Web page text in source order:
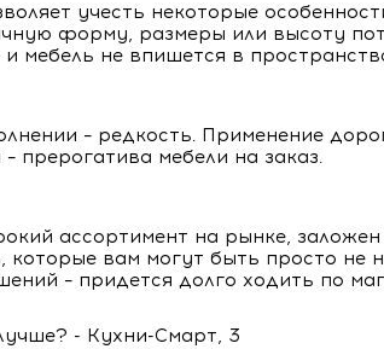
учесть некоторые
форму, размеры или высоту
мебель не впишется в
– редкость. Применение
мебели на заказ.
ассортимент на рынке, заложен
которые вам могут быть просто не
– придется долго ходить по